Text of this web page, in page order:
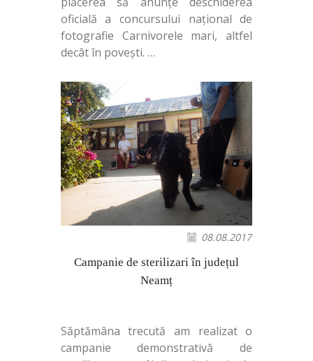
oficială a concursului național de
fotografie Carnivorele mari, altfel
decât în povești. …
08.08.2017
Campanie de sterilizari în județul
Neamț
Săptămâna trecută am realizat o
campanie demonstrativă de